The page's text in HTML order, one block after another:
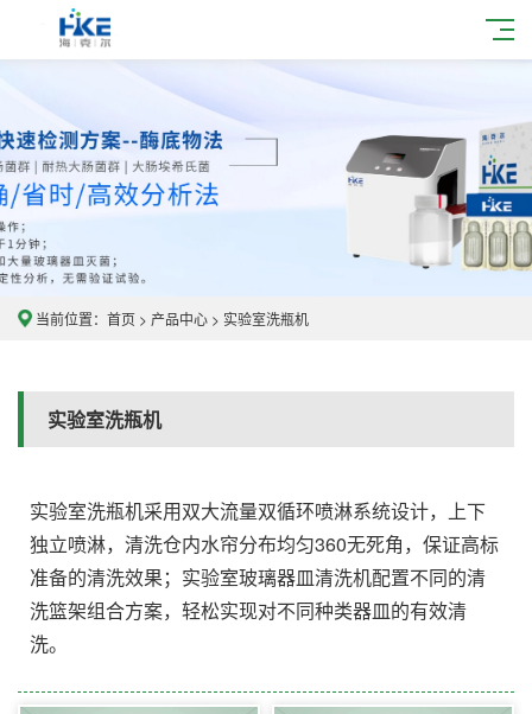
当前位置： 首页 > 产品中心 > 实验室洗瓶机
实验室洗瓶机
实验室洗瓶机采用双大流量双循环喷淋系统设计，上下
独立喷淋，清洗仓内水帘分布均匀360无死角，保证高标
准备的清洗效果；实验室玻璃器皿清洗机配置不同的清
洗篮架组合方案，轻松实现对不同种类器皿的有效清
洗。